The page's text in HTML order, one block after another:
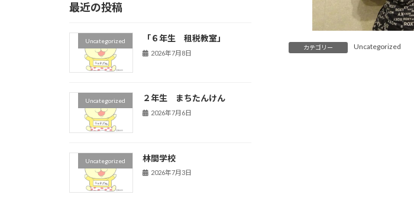
カテゴリー Uncategorized
最近の投稿
Uncategorized 「６年生 租税教室」
2026年7月8日
Uncategorized ２年生 まちたんけん
2026年7月6日
Uncategorized 林間学校
2026年7月3日